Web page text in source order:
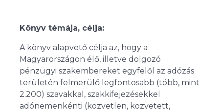
Könyv témája, célja:
A könyv alapvető célja az, hogy a
Magyarországon élő, illetve dolgozó
pénzügyi szakembereket egyfelől az adózás
területén felmerülő legfontosabb (több, mint
2.200) szavakkal, szakkifejezésekkel
adónemenkénti (közvetlen, közvetett,